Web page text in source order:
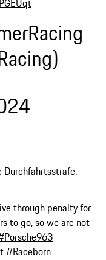
through penalty for
to go, so we are not
#Raceborn